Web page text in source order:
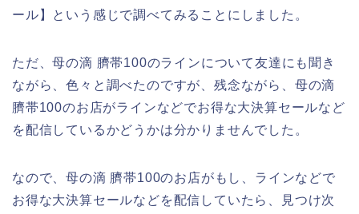
ール】という感じで調べてみることにしました。
ただ、母の滴 臍帯100のラインについて友達にも聞き
ながら、色々と調べたのですが、残念ながら、母の滴
臍帯100のお店がラインなどでお得な大決算セールなど
を配信しているかどうかは分かりませんでした。
なので、母の滴 臍帯100のお店がもし、ラインなどで
お得な大決算セールなどを配信していたら、見つけ次